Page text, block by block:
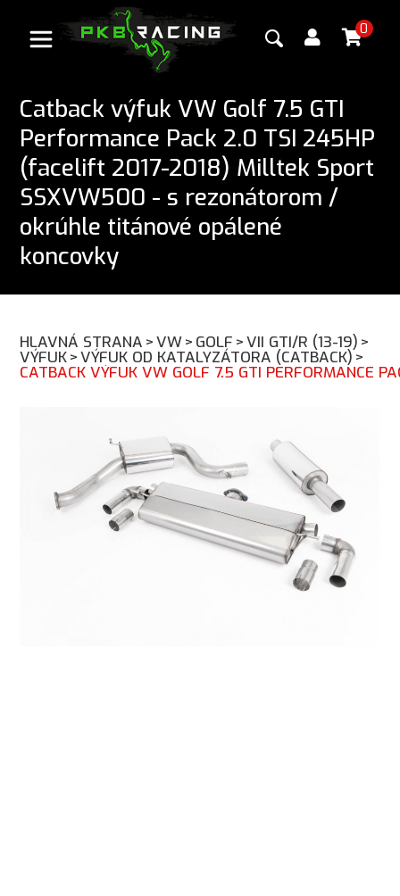
0
Catback výfuk VW Golf 7.5 GTI
Performance Pack 2.0 TSI 245HP
(facelift 2017-2018) Milltek Sport
SSXVW500 - s rezonátorom /
okrúhle titánové opálené
koncovky
HLAVNÁ STRANA >VW> GOLF >VII GTI/R (13-19) >
VÝFUK>VÝFUK OD KATALYZÁTORA (CATBACK) >